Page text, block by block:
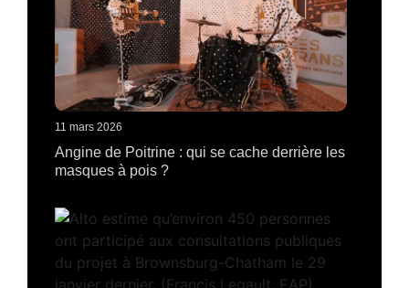
11 mars 2026
Angine de Poitrine : qui se cache derrière les
masques à pois ?